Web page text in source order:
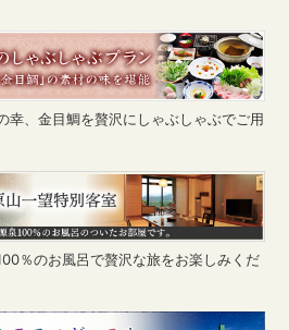
幸、金目鯛を贅沢にしゃぶしゃぶでご用
％のお風呂で贅沢な旅をお楽しみくだ